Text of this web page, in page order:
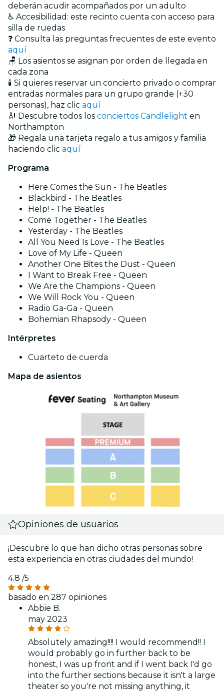
deberán acudir acompañados por un adulto
♿ Accesibilidad: este recinto cuenta con acceso para
silla de ruedas
❓ Consulta las preguntas frecuentes de este evento
aquí
🪑 Los asientos se asignan por orden de llegada en
cada zona
🕯️ Si quieres reservar un concierto privado o comprar
entradas normales para un grupo grande (+30
personas), haz clic aquí
🎻 Descubre todos los conciertos Candlelight en
Northampton
🎁 Regala una tarjeta regalo a tus amigos y familia
haciendo clic aquí
Programa
Here Comes the Sun - The Beatles
Blackbird - The Beatles
Help! - The Beatles
Come Together - The Beatles
Yesterday - The Beatles
All You Need Is Love - The Beatles
Love of My Life - Queen
Another One Bites the Dust - Queen
I Want to Break Free - Queen
We Are the Champions - Queen
We Will Rock You - Queen
Radio Ga-Ga - Queen
Bohemian Rhapsody - Queen
Intérpretes
Cuarteto de cuerda
Mapa de asientos
Opiniones de usuarios
¡Descubre lo que han dicho otras personas sobre
esta experiencia en otras ciudades del mundo!
4.8 /5
basado en 287 opiniones
Abbie B.
may 2023
Absolutely amazing!!!! I would recommend!! I
would probably go in further back to be
honest, I was up front and if I went back I'd go
into the further sections because it isn't a large
theater so you're not missing anything, it